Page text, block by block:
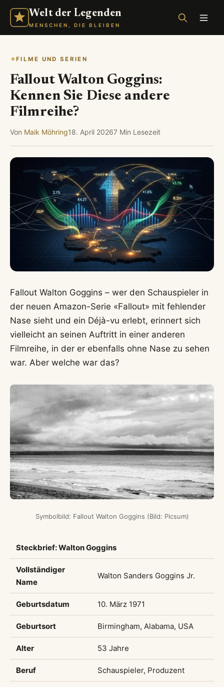
Welt der Legenden
MENSCHEN, DIE BLEIBEN
FILME UND SERIEN
Fallout Walton Goggins:
Kennen Sie Diese andere
Filmreihe?
Von Maik Möhring18. April 20267 Min Lesezeit
Fallout Walton Goggins – wer den Schauspieler in
der neuen Amazon-Serie «Fallout» mit fehlender
Nase sieht und ein Déjà-vu erlebt, erinnert sich
vielleicht an seinen Auftritt in einer anderen
Filmreihe, in der er ebenfalls ohne Nase zu sehen
war. Aber welche war das?
Symbolbild: Fallout Walton Goggins (Bild: Picsum)
Steckbrief: Walton Goggins
Vollständiger
Name
Walton Sanders Goggins Jr.
Geburtsdatum 10. März 1971
Geburtsort Birmingham, Alabama, USA
Alter 53 Jahre
Beruf Schauspieler, Produzent